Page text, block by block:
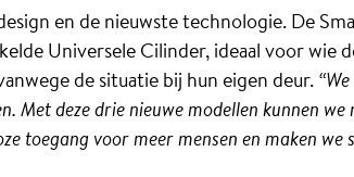
en de nieuwste technologie. De
Universele Cilinder, ideaal voor wie
de situatie bij hun eigen deur.
Met deze drie nieuwe modellen kunnen
toegang voor meer mensen en maken we